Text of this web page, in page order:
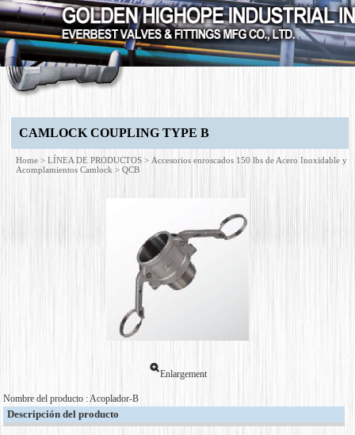
CAMLOCK COUPLING TYPE B
Home > LÍNEA DE PRODUCTOS > Accesorios enroscados 150 lbs de Acero Inoxidable y
Acomplamientos Camlock > QCB
Enlargement
Nombre del producto : Acoplador-B
Descripción del producto